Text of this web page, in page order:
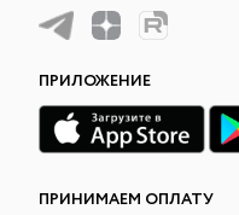
ПРИЛОЖЕНИЕ
ПРИНИМАЕМ ОПЛАТУ